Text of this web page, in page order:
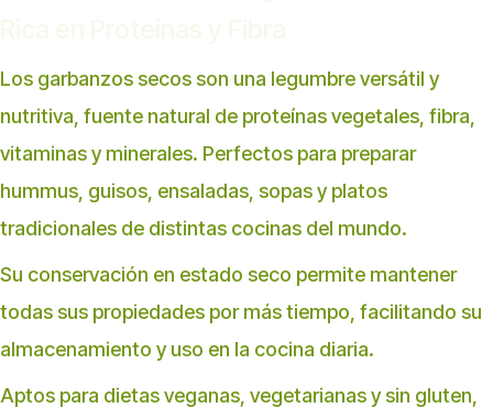
Los garbanzos secos son una legumbre versátil y
nutritiva, fuente natural de proteínas vegetales, fibra,
vitaminas y minerales. Perfectos para preparar
hummus, guisos, ensaladas, sopas y platos
tradicionales de distintas cocinas del mundo.
Su conservación en estado seco permite mantener
todas sus propiedades por más tiempo, facilitando su
almacenamiento y uso en la cocina diaria.
Aptos para dietas veganas, vegetarianas y sin gluten,